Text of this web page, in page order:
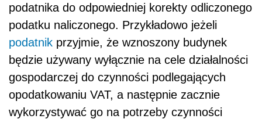
podatnika do odpowiedniej korekty odliczonego
podatku naliczonego. Przykładowo jeżeli
podatnik przyjmie, że wznoszony budynek
będzie używany wyłącznie na cele działalności
gospodarczej do czynności podlegających
opodatkowaniu VAT, a następnie zacznie
wykorzystywać go na potrzeby czynności